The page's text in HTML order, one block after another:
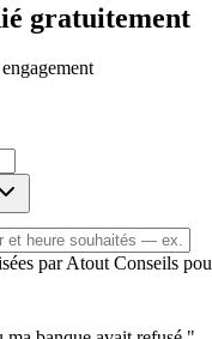
gratuitement
par Atout Conseils